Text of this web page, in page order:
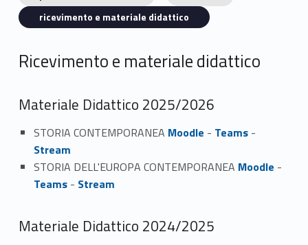
ricevimento e materiale didattico
Ricevimento e materiale didattico
Materiale Didattico 2025/2026
STORIA CONTEMPORANEA Moodle - Teams-
Stream
STORIA DELL'EUROPA CONTEMPORANEA Moodle -
Teams- Stream
Materiale Didattico 2024/2025